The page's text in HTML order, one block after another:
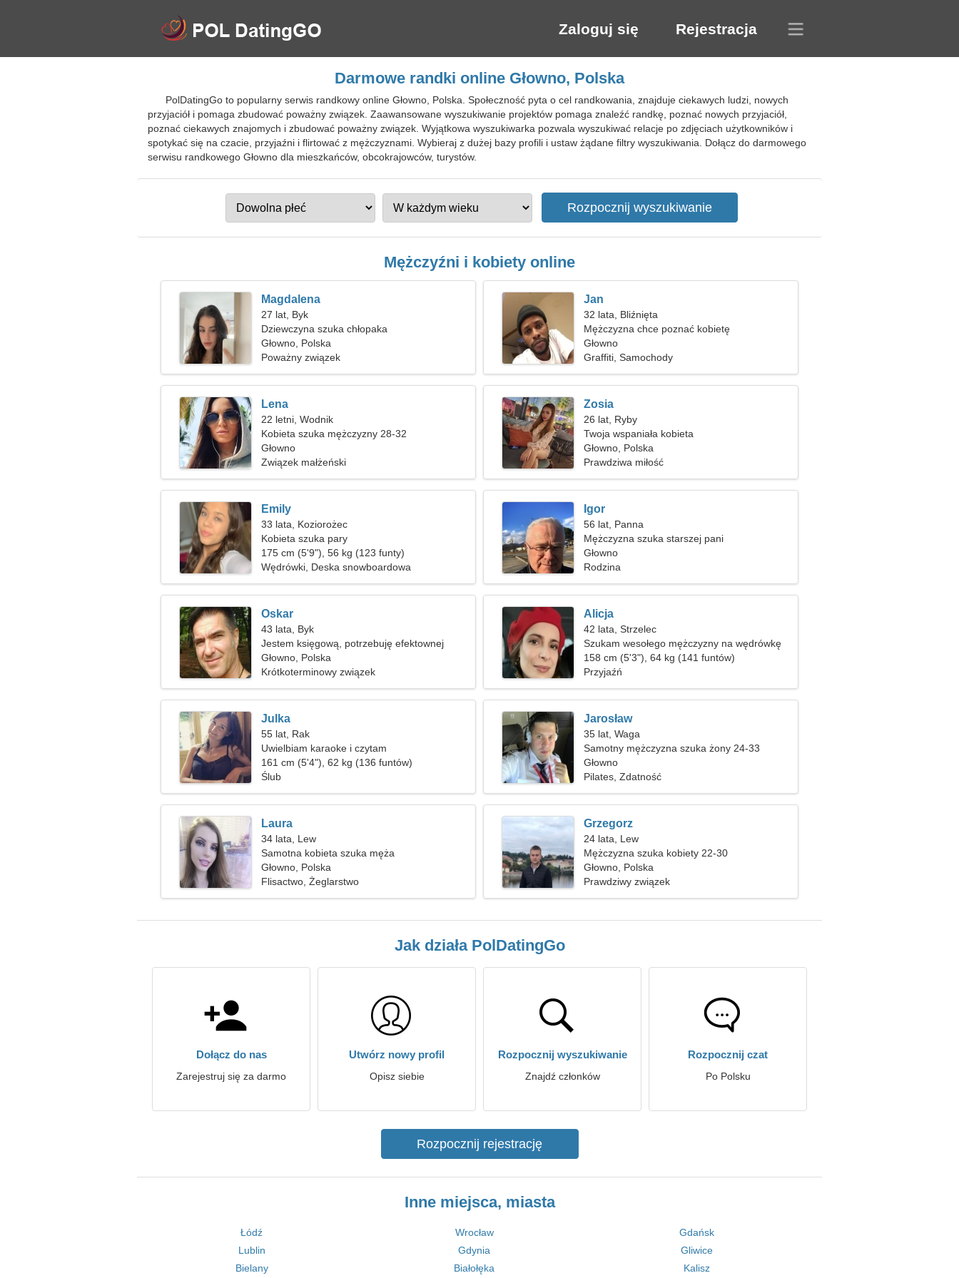
Zaloguj się Rejestracja
Darmowe randki online Głowno, Polska
PolDatingGo to popularny serwis randkowy online Głowno, Polska. Społeczność pyta o cel randkowania, znajduje ciekawych ludzi, nowych
przyjaciół i pomaga zbudować poważny związek. Zaawansowane wyszukiwanie projektów pomaga znaleźć randkę, poznać nowych przyjaciół,
poznać ciekawych znajomych i zbudować poważny związek. Wyjątkowa wyszukiwarka pozwala wyszukiwać relacje po zdjęciach użytkowników i
spotykać się na czacie, przyjaźni i flirtować z mężczyznami. Wybieraj z dużej bazy profili i ustaw żądane filtry wyszukiwania. Dołącz do darmowego
serwisu randkowego Głowno dla mieszkańców, obcokrajowców, turystów.
Mężczyźni i kobiety online
Magdalena
27 lat, Byk
Dziewczyna szuka chłopaka
Głowno, Polska
Poważny związek
Jan
32 lata, Bliźnięta
Mężczyzna chce poznać kobietę
Głowno
Graffiti, Samochody
Lena
22 letni, Wodnik
Kobieta szuka mężczyzny 28-32
Głowno
Związek małżeński
Zosia
26 lat, Ryby
Twoja wspaniała kobieta
Głowno, Polska
Prawdziwa miłość
Emily
33 lata, Koziorożec
Kobieta szuka pary
175 cm (5'9"), 56 kg (123 funty)
Wędrówki, Deska snowboardowa
Igor
56 lat, Panna
Mężczyzna szuka starszej pani
Głowno
Rodzina
Oskar
43 lata, Byk
Jestem księgową, potrzebuję efektownej
kobiety
Głowno, Polska
Krótkoterminowy związek
Alicja
42 lata, Strzelec
Szukam wesołego mężczyzny na wędrówkę
158 cm (5'3"), 64 kg (141 funtów)
Przyjaźń
Julka
55 lat, Rak
Uwielbiam karaoke i czytam
161 cm (5'4"), 62 kg (136 funtów)
Ślub
Jarosław
35 lat, Waga
Samotny mężczyzna szuka żony 24-33
Głowno
Pilates, Zdatność
Laura
34 lata, Lew
Samotna kobieta szuka męża
Głowno, Polska
Flisactwo, Żeglarstwo
Grzegorz
24 lata, Lew
Mężczyzna szuka kobiety 22-30
Głowno, Polska
Prawdziwy związek
Jak działa PolDatingGo
Dołącz do nas
Zarejestruj się za darmo
Utwórz nowy profil
Opisz siebie
Rozpocznij wyszukiwanie
Znajdź członków
Rozpocznij czat
Po Polsku
Rozpocznij rejestrację
Inne miejsca, miasta
Łódź Wrocław
Gdańsk
Lublin
Gdynia
Gliwice
Bielany
Białołęka Kalisz